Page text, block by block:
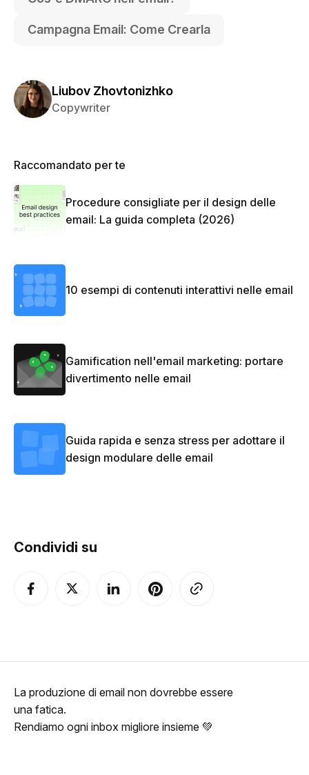
Campagna Email: Come Crearla
Liubov Zhovtonizhko
Copywriter
Raccomandato per te
Procedure consigliate per il design delle
email: La guida completa (2026)
10 esempi di contenuti interattivi nelle email
Gamification nell'email marketing: portare
divertimento nelle email
Guida rapida e senza stress per adottare il
design modulare delle email
Condividi su
La produzione di email non dovrebbe essere
una fatica.
Rendiamo ogni inbox migliore insieme 💚